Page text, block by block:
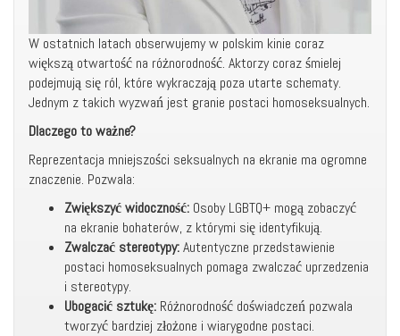
W ostatnich latach obserwujemy w polskim kinie coraz
większą otwartość na różnorodność. Aktorzy coraz śmielej
podejmują się ról, które wykraczają poza utarte schematy.
Jednym z takich wyzwań jest granie postaci homoseksualnych.
Dlaczego to ważne?
Reprezentacja mniejszości seksualnych na ekranie ma ogromne
znaczenie. Pozwala:
Zwiększyć widoczność: Osoby LGBTQ+ mogą zobaczyć
na ekranie bohaterów, z którymi się identyfikują.
Zwalczać stereotypy:Autentyczne przedstawienie
postaci homoseksualnych pomaga zwalczać uprzedzenia
i stereotypy.
Ubogacić sztukę: Różnorodność doświadczeń pozwala
tworzyć bardziej złożone i wiarygodne postaci.